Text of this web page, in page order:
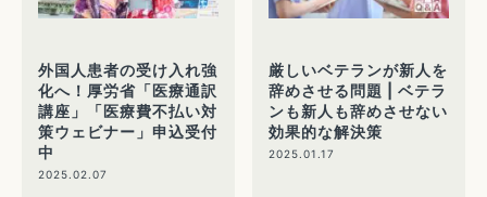
外国人患者の受け入れ強
化へ！厚労省「医療通訳
講座」「医療費不払い対
策ウェビナー」申込受付
中
2025.02.07
厳しいベテランが新人を
辞めさせる問題 | ベテラ
ンも新人も辞めさせない
効果的な解決策
2025.01.17